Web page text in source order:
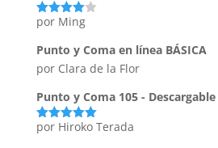
Valorado
5
por Ming
Punto y Coma en línea BÁSICA
por Clara de la Flor
Punto y Coma 105 - Descargable
Valorado
por Hiroko Terada